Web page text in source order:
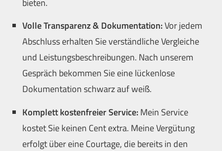
bieten.
Volle Transparenz & Dokumentation:Vor jedem
Abschluss erhalten Sie verständliche Vergleiche
und Leistungsbeschreibungen. Nach unserem
Gespräch bekommen Sie eine lückenlose
Dokumentation schwarz auf weiß.
Komplett kostenfreier Service:Mein Service
kostet Sie keinen Cent extra. Meine Vergütung
erfolgt über eine Courtage, die bereits in den